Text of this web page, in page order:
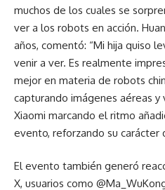
muchos de los cuales se
ver a los robots en acción.
años, comentó: “Mi hija quiso
venir a ver. Es realmente
mejor en materia de robots
capturando imágenes aéreas
Xiaomi marcando el ritmo
evento, reforzando su
El evento también generó
X, usuarios como